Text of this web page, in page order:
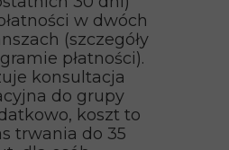
w dwóch
(szczegóły
płatności).
konsultacja
do grupy
koszt to
trwania do 35